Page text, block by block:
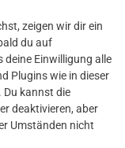
zeigen wir dir ein
du auf
deine Einwilligung alle
Plugins wie in dieser
Du kannst die
deaktivieren, aber
Umständen nicht